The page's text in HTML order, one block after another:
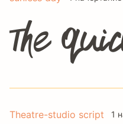
The
Theatre-studio script 1